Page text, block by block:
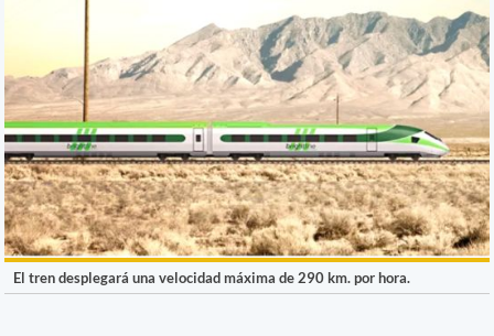
El tren desplegará una velocidad máxima de 290 km. por hora.